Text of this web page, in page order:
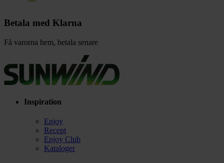
Betala med Klarna
Få varorna hem, betala senare
Inspiration
Enjoy
Recept
Enjoy Club
Kataloger